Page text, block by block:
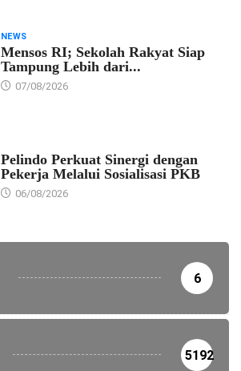
NEWS
Mensos RI; Sekolah Rakyat Siap
Tampung Lebih dari...
07/08/2026
Pelindo Perkuat Sinergi dengan
Pekerja Melalui Sosialisasi PKB
06/08/2026
6
5192